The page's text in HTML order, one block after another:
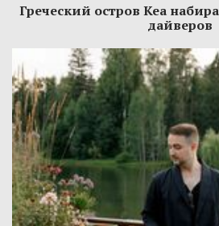
Греческий остров Кеа
дайверов